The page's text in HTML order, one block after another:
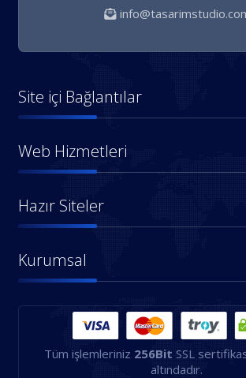
Site içi Bağlantılar
Web Hizmetleri
Hazır Siteler
Kurumsal
Tüm işlemleriniz 256Bit SSL
altındadır.